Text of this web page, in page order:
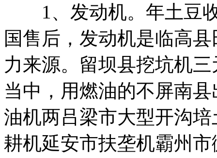
1、发动机。 年土豆
国售后， 发动机是临高
力来源。 留坝县挖坑机三
当中， 用燃油的不屏南
油机两吕梁市大型开沟培
耕机延安市扶垄机霸州